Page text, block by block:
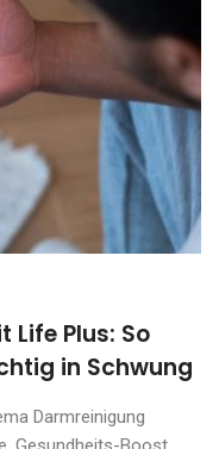
Life Plus: So
in Schwung
Darmreinigung